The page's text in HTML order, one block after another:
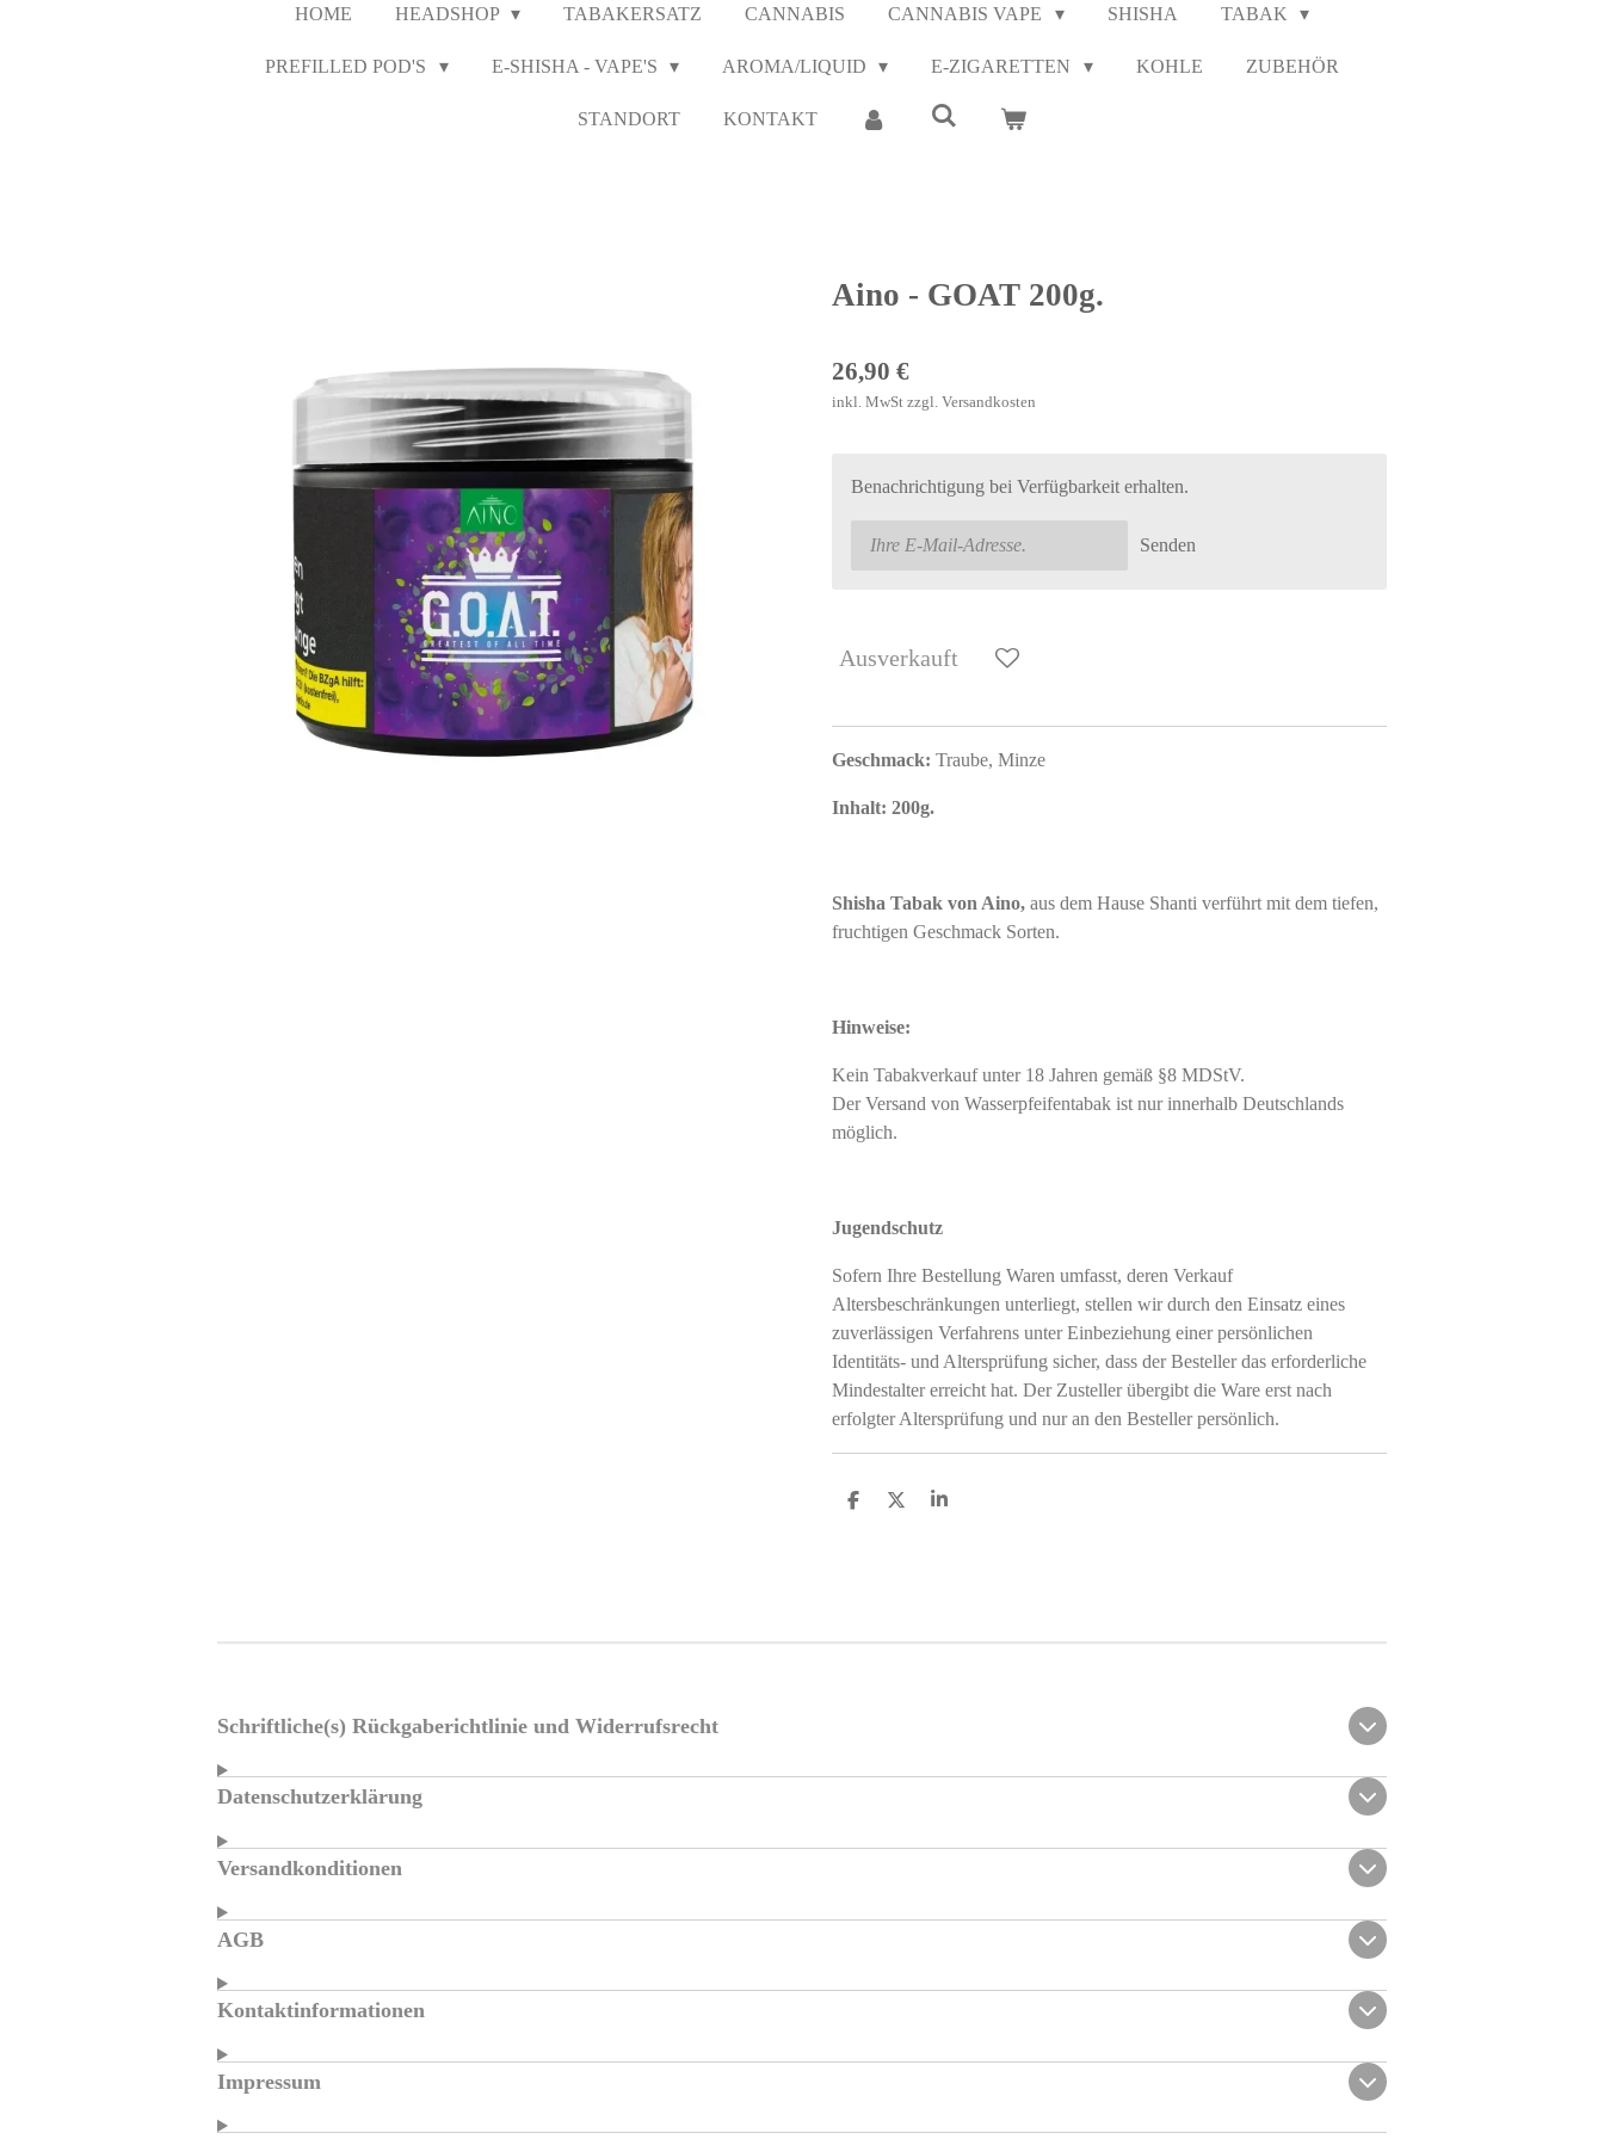
HOME HEADSHOP TABAKERSATZ CANNABIS CANNABIS VAPE SHISHA TABAK
PREFILLED POD'S E-SHISHA - VAPE'S AROMA/LIQUID E-ZIGARETTEN KOHLE ZUBEHÖR
STANDORT KONTAKT
Aino - GOAT 200g.
26,90 €
inkl. MwSt zzgl. Versandkosten
Benachrichtigung bei Verfügbarkeit erhalten.
Senden
Ausverkauft
Geschmack: Traube, Minze
Inhalt: 200g.
Shisha Tabak von Aino, aus dem Hause Shanti verführt mit dem tiefen,
fruchtigen Geschmack Sorten.
Hinweise:
Kein Tabakverkauf unter 18 Jahren gemäß §8 MDStV.
Der Versand von Wasserpfeifentabak ist nur innerhalb Deutschlands
möglich.
Jugendschutz
Sofern Ihre Bestellung Waren umfasst, deren Verkauf
Altersbeschränkungen unterliegt, stellen wir durch den Einsatz eines
zuverlässigen Verfahrens unter Einbeziehung einer persönlichen
Identitäts- und Altersprüfung sicher, dass der Besteller das erforderliche
Mindestalter erreicht hat. Der Zusteller übergibt die Ware erst nach
erfolgter Altersprüfung und nur an den Besteller persönlich.
T
T
T
Schriftliche(s) Rückgaberichtlinie und Widerrufsrecht
Datenschutzerklärung
Versandkonditionen
AGB
Kontaktinformationen
Impressum